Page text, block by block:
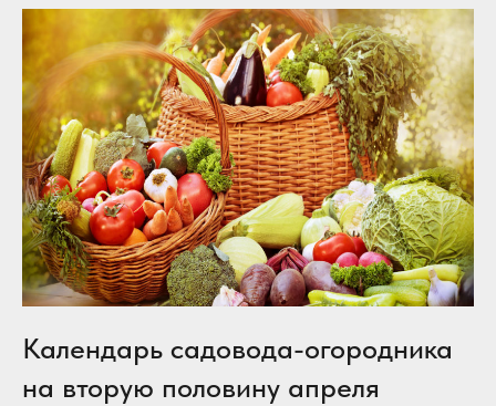
Календарь садовода-огородника
на вторую половину апреля